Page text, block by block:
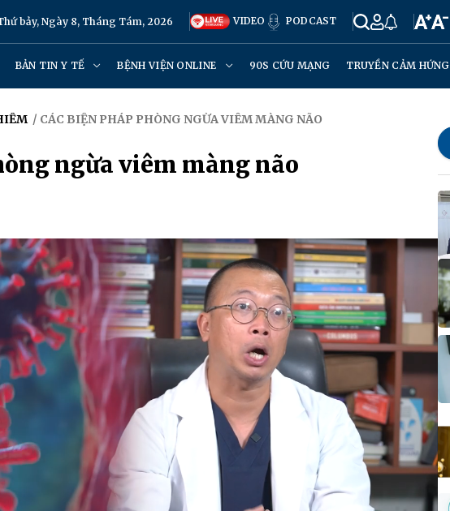
bảy, Ngày 8, Tháng Tám, 2026 VIDEO PODCAST
BẢN TIN Y TẾ BỆNH VIỆN ONLINE 90S CỨU MẠNG TRUYỀN CẢM HỨNG
/ CÁC BIỆN PHÁP PHÒNG NGỪA VIÊM MÀNG NÃO
ngừa viêm màng não